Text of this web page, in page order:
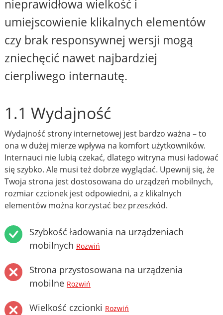
nieprawidłowa wielkość i
umiejscowienie klikalnych elementów
czy brak responsywnej wersji mogą
zniechęcić nawet najbardziej
cierpliwego internautę.
1.1 Wydajność
Wydajność strony internetowej jest bardzo ważna – to
ona w dużej mierze wpływa na komfort użytkowników.
Internauci nie lubią czekać, dlatego witryna musi ładować
się szybko. Ale musi też dobrze wyglądać. Upewnij się, że
Twoja strona jest dostosowana do urządzeń mobilnych,
rozmiar czcionek jest odpowiedni, a z klikalnych
elementów można korzystać bez przeszkód.
Szybkość ładowania na urządzeniach
mobilnych Rozwiń
Strona przystosowana na urządzenia
mobilne Rozwiń
Wielkość czcionki Rozwiń